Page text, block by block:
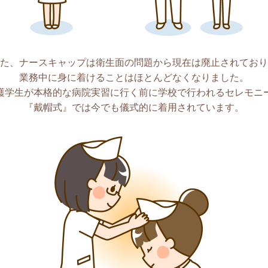
、ナースキャップは衛生面の問題から現在は廃止されてお
業務中に身に着けることはほとんどなくなりました。
学生が本格的な病院実習に行く前に学校で行われるセレモニ
『戴帽式』では今でも儀式的に着用されています。